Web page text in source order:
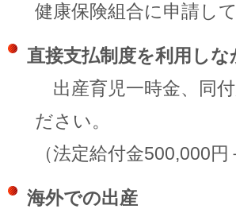
健康保険組合に申請し
直接支払制度を利用し
出産育児一時金、同
ださい。
（法定給付金500,000
海外での出産